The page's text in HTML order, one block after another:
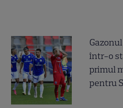
într-o
primul
pentru